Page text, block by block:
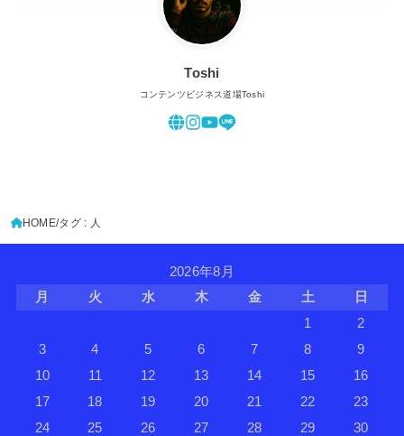
Toshi
コンテンツビジネス道場Toshi
HOME タグ : 人
2026年8月
月
火 水 木 金 土
日
1
2
3
4 5 6 7 8
9
10
11 12 13 14 15
16
17
18 19 20 21 22
23
24
25 26 27 28 29
30